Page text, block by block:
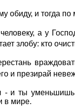
обиду, и тогда по
а у
злобу: кто
и презирай
- и ты уменьшишь
в мире.